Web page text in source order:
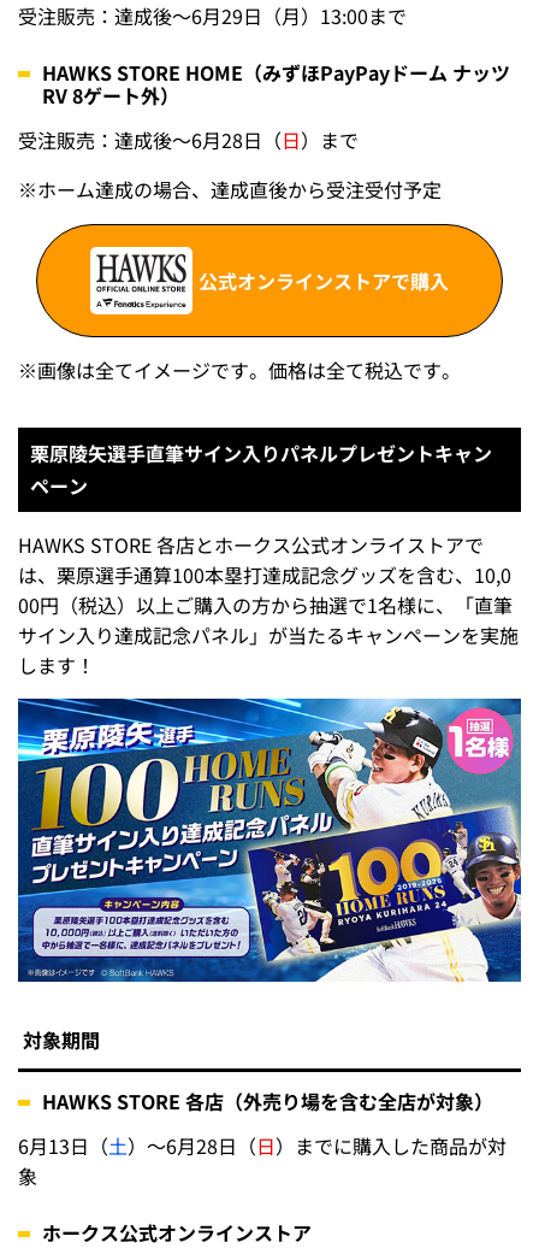
受注販売：達成後～6月29日（月）13:00まで
HAWKS STORE HOME（みずほPayPayドーム ナッツ
RV 8ゲート外）
受注販売：達成後～6月28日（日）まで
※ホーム達成の場合、達成直後から受注受付予定
公式オンラインストアで購入
※画像は全てイメージです。価格は全て税込です。
栗原陵矢選手直筆サイン入りパネルプレゼントキャン
ペーン
HAWKS STORE 各店とホークス公式オンライストアで
は、栗原選手通算100本塁打達成記念グッズを含む、10,0
00円（税込）以上ご購入の方から抽選で1名様に、「直筆
サイン入り達成記念パネル」が当たるキャンペーンを実施
します！
対象期間
HAWKS STORE 各店（外売り場を含む全店が対象）
6月13日（土）～6月28日（日）までに購入した商品が対
象
ホークス公式オンラインストア